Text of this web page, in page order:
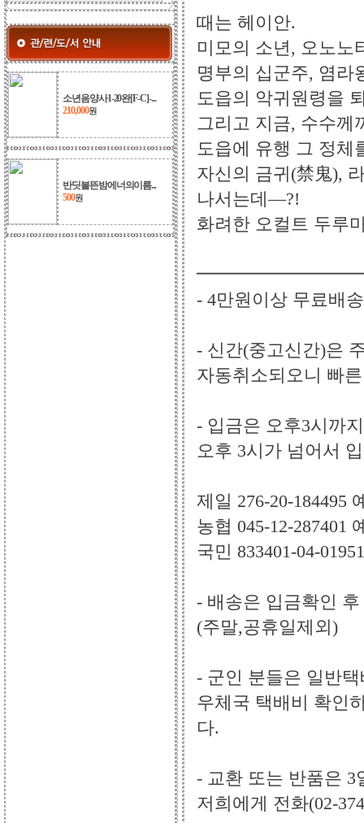
소년음양사1-20완[F-C]-...
210,000원
반딧불뜬밤에너의이름...
500원
때는 헤이안.
미모의 소년, 오노노
명부의 십군주, 염라
도읍의 악귀원령을
그리고 지금, 수수께
도읍에 유행 그 정체
자신의 금귀(禁鬼),
나서는데―?!
화려한 오컬트 두루
- 4만원이상 무료배송
- 신간(중고신간)은
자동취소되오니 빠
- 입금은 오후3시까
오후 3시가 넘어서
제일 276-20-184495
농협 045-12-287401
국민 833401-04-
- 배송은 입금확인
(주말,공휴일제외)
- 군인 분들은 일반
우체국 택배비 확인
다.
- 교환 또는 반품은 3
저희에게 전화(02-